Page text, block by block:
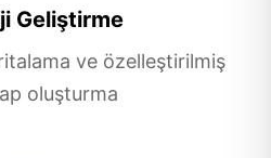
Geliştirme
ve özelleştirilmiş
oluşturma